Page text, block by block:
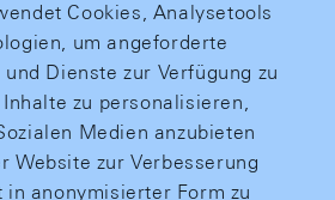
Cookies, Analysetools
um angeforderte
Dienste zur Verfügung zu
zu personalisieren,
Medien anzubieten
Website zur Verbesserung
anonymisierter Form zu